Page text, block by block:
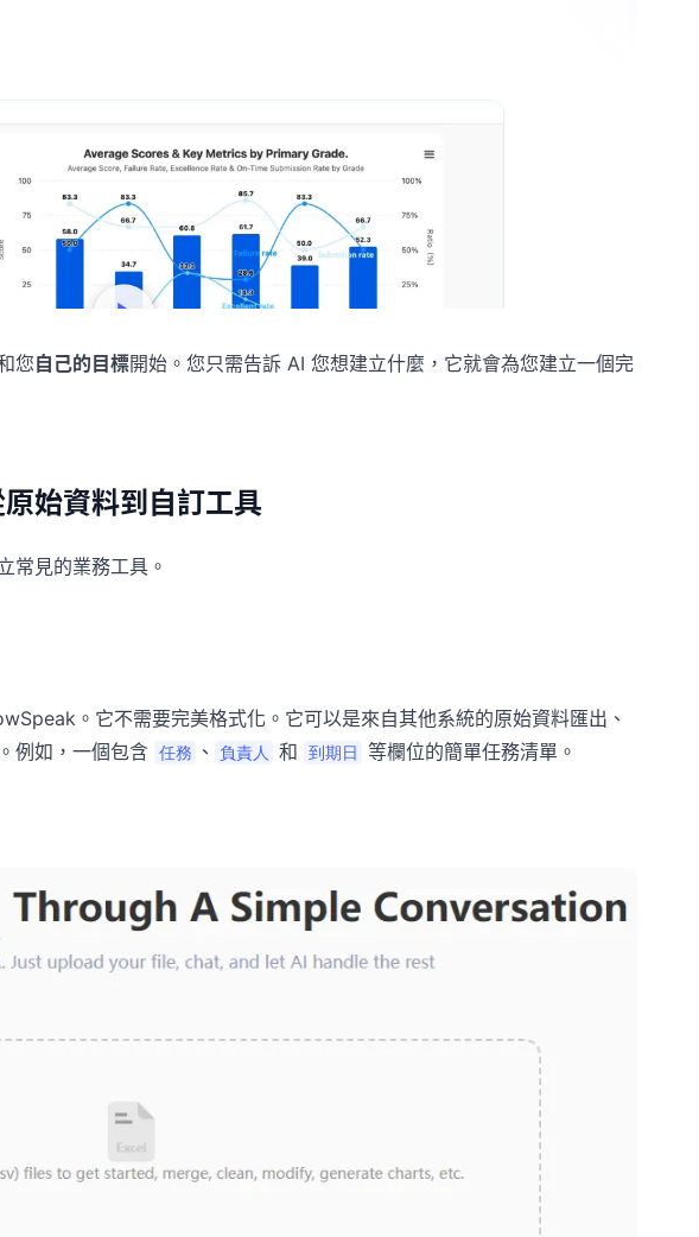
您自己的目標開始。您只需告訴 AI 您想建立什麼，它就會為您建立一個完
始資料到自訂工具
常見的業務工具。
。它不需要完美格式化。它可以是來自其他系統的原始資料匯出、
例如，一個包含 任務 、 負責人 和 到期日 等欄位的簡單任務清單。